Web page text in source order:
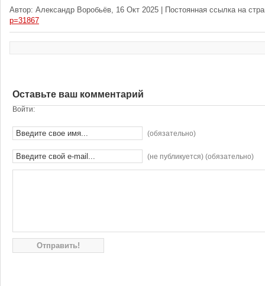
Автор: Александр Воробьёв, 16 Окт 2025 | Постоянная ссылка на
p=31867
Оставьте ваш комментарий
Войти:
(обязательно)
(не публикуется) (обязательно)